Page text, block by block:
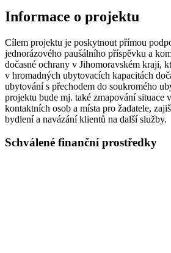
Informace o projektu
Cílem projektu je poskytnout přímou
jednorázového paušálního příspěvku a
dočasné ochrany v Jihomoravském kraji,
v hromadných ubytovacích kapacitách
ubytování s přechodem do soukromého
projektu bude mj. také zmapování situace
kontaktních osob a místa pro žadatele,
bydlení a navázání klientů na další služby.
Schválené finanční prostředky